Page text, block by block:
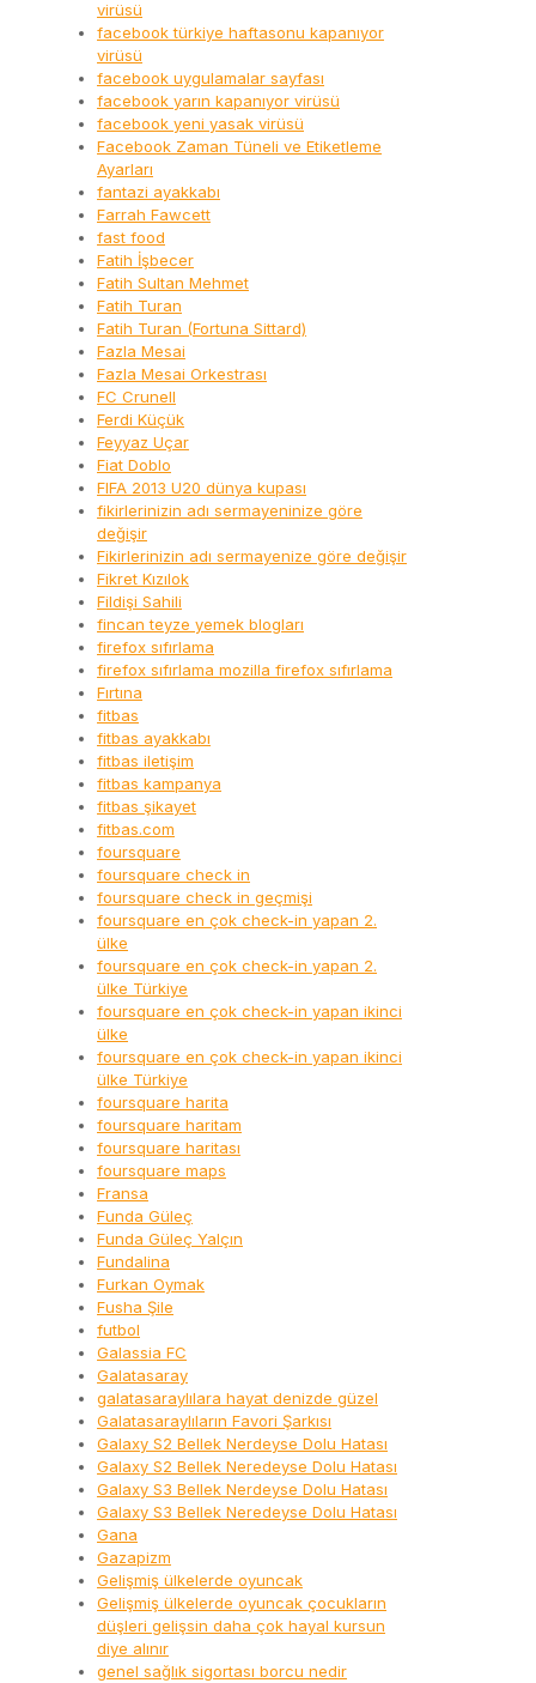
virüsü
facebook türkiye haftasonu kapanıyor
virüsü
facebook uygulamalar sayfası
facebook yarın kapanıyor virüsü
facebook yeni yasak virüsü
Facebook Zaman Tüneli ve Etiketleme
Ayarları
fantazi ayakkabı
Farrah Fawcett
fast food
Fatih İşbecer
Fatih Sultan Mehmet
Fatih Turan
Fatih Turan (Fortuna Sittard)
Fazla Mesai
Fazla Mesai Orkestrası
FC Crunell
Ferdi Küçük
Feyyaz Uçar
Fiat Doblo
FIFA 2013 U20 dünya kupası
fikirlerinizin adı sermayeninize göre
değişir
Fikirlerinizin adı sermayenize göre değişir
Fikret Kızılok
Fildişi Sahili
fincan teyze yemek blogları
firefox sıfırlama
firefox sıfırlama mozilla firefox sıfırlama
Fırtına
fitbas
fitbas ayakkabı
fitbas iletişim
fitbas kampanya
fitbas şikayet
fitbas.com
foursquare
foursquare check in
foursquare check in geçmişi
foursquare en çok check-in yapan 2.
ülke
foursquare en çok check-in yapan 2.
ülke Türkiye
foursquare en çok check-in yapan ikinci
ülke
foursquare en çok check-in yapan ikinci
ülke Türkiye
foursquare harita
foursquare haritam
foursquare haritası
foursquare maps
Fransa
Funda Güleç
Funda Güleç Yalçın
Fundalina
Furkan Oymak
Fusha Şile
futbol
Galassia FC
Galatasaray
galatasaraylılara hayat denizde güzel
Galatasaraylıların Favori Şarkısı
Galaxy S2 Bellek Nerdeyse Dolu Hatası
Galaxy S2 Bellek Neredeyse Dolu Hatası
Galaxy S3 Bellek Nerdeyse Dolu Hatası
Galaxy S3 Bellek Neredeyse Dolu Hatası
Gana
Gazapizm
Gelişmiş ülkelerde oyuncak
Gelişmiş ülkelerde oyuncak çocukların
düşleri gelişsin daha çok hayal kursun
diye alınır
genel sağlık sigortası borcu nedir